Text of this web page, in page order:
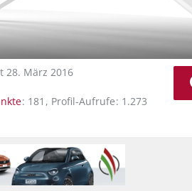
28. März 2016
181 Profil-Aufrufe 1.273